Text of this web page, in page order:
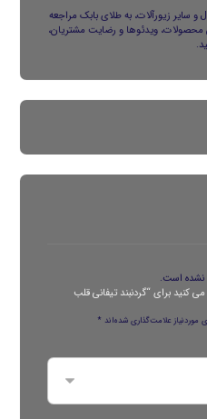
سایر زیورآلات، بهطلای بابک مراجعه
ویدئوها و رضایت مشتریان،
نشده است.
کنید برای “گردنبند تیفانی قلب
علامت‌گذاری شده‌اند*